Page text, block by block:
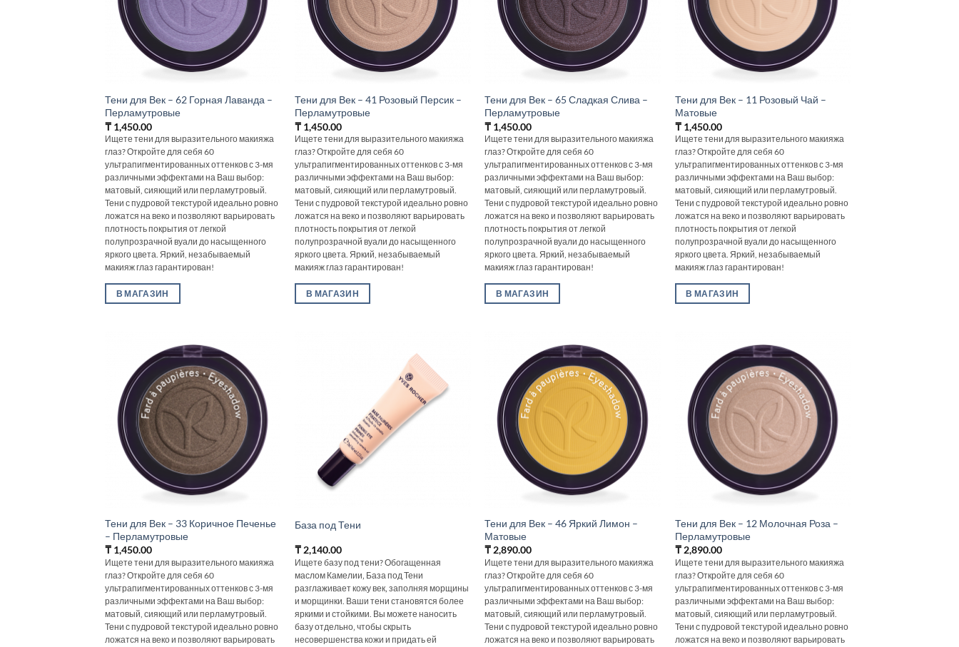
Тени для Век – 62 Горная Лаванда –
Перламутровые
₸1,450.00
Ищете тени для выразительного макияжа
глаз? Откройте для себя 60
ультрапигментированных оттенков с 3-мя
различными эффектами на Ваш выбор:
матовый, сияющий или перламутровый.
Тени с пудровой текстурой идеально ровно
ложатся на веко и позволяют варьировать
плотность покрытия от легкой
полупрозрачной вуали до насыщенного
яркого цвета. Яркий, незабываемый
макияж глаз гарантирован!
В МАГАЗИН
Тени для Век – 41 Розовый Персик –
Перламутровые
₸ 1,450.00
Ищете тени для выразительного макияжа
глаз? Откройте для себя 60
ультрапигментированных оттенков с 3-мя
различными эффектами на Ваш выбор:
матовый, сияющий или перламутровый.
Тени с пудровой текстурой идеально ровно
ложатся на веко и позволяют варьировать
плотность покрытия от легкой
полупрозрачной вуали до насыщенного
яркого цвета. Яркий, незабываемый
макияж глаз гарантирован!
В МАГАЗИН
Тени для Век – 65 Сладкая Слива –
Перламутровые
₸ 1,450.00
Ищете тени для выразительного макияжа
глаз? Откройте для себя 60
ультрапигментированных оттенков с 3-мя
различными эффектами на Ваш выбор:
матовый, сияющий или перламутровый.
Тени с пудровой текстурой идеально ровно
ложатся на веко и позволяют варьировать
плотность покрытия от легкой
полупрозрачной вуали до насыщенного
яркого цвета. Яркий, незабываемый
макияж глаз гарантирован!
В МАГАЗИН
Тени для Век – 11 Розовый Чай –
Матовые
₸1,450.00
Ищете тени для выразительного макияжа
глаз? Откройте для себя 60
ультрапигментированных оттенков с 3-мя
различными эффектами на Ваш выбор:
матовый, сияющий или перламутровый.
Тени с пудровой текстурой идеально ровно
ложатся на веко и позволяют варьировать
плотность покрытия от легкой
полупрозрачной вуали до насыщенного
яркого цвета. Яркий, незабываемый
макияж глаз гарантирован!
В МАГАЗИН
Тени для Век – 33 Коричное Печенье
– Перламутровые
₸1,450.00
Ищете тени для выразительного макияжа
глаз? Откройте для себя 60
ультрапигментированных оттенков с 3-мя
различными эффектами на Ваш выбор:
матовый, сияющий или перламутровый.
Тени с пудровой текстурой идеально ровно
ложатся на веко и позволяют варьировать
База под Тени
₸2,140.00
Ищете базу под тени? Обогащенная
маслом Камелии‚ База под Тени
разглаживает кожу век‚ заполняя морщины
и морщинки. Ваши тени становятся более
яркими и стойкими. Вы можете наносить
базу отдельно‚ чтобы скрыть
несовершенства кожи и придать ей
Тени для Век – 46 Яркий Лимон –
Матовые
₸2,890.00
Ищете тени для выразительного макияжа
глаз? Откройте для себя 60
ультрапигментированных оттенков с 3-мя
различными эффектами на Ваш выбор:
матовый, сияющий или перламутровый.
Тени с пудровой текстурой идеально ровно
ложатся на веко и позволяют варьировать
Тени для Век – 12 Молочная Роза –
Перламутровые
₸2,890.00
Ищете тени для выразительного макияжа
глаз? Откройте для себя 60
ультрапигментированных оттенков с 3-мя
различными эффектами на Ваш выбор:
матовый, сияющий или перламутровый.
Тени с пудровой текстурой идеально ровно
ложатся на веко и позволяют варьировать